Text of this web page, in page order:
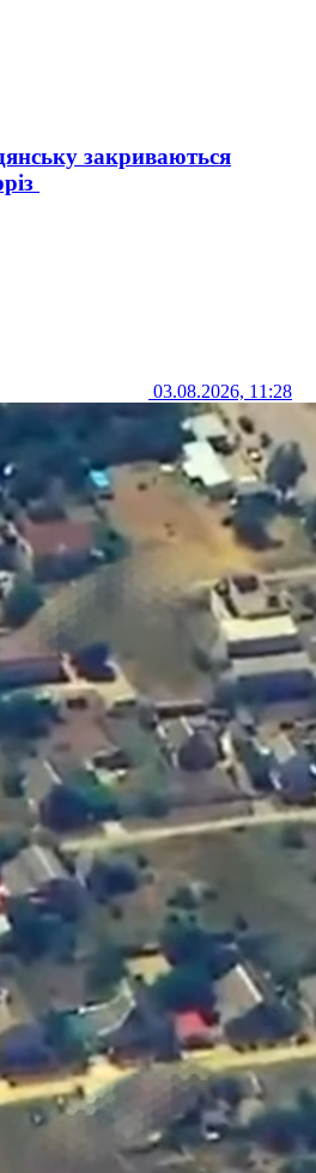
закриваються
03.08.2026, 11:28